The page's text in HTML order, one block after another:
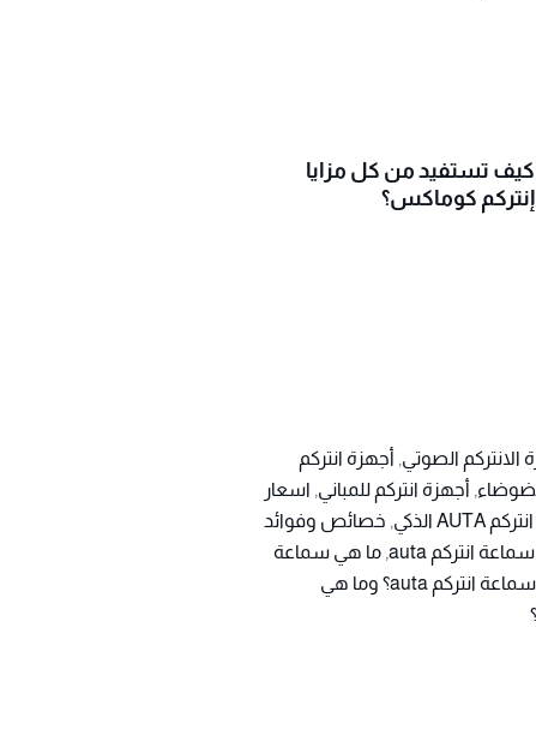
كيف تستفيد من كل مزايا
إنتركم كوماكس؟
الانتركم الصوتي, أجهزة انتركم
, أجهزة انتركم للمباني, اسعار
انتركم AUTA الذكي , خصائص وفوائد
سماعة انتركم auta , ما هي سماعة
ما هي سماعة انتركم auta؟ وما هي